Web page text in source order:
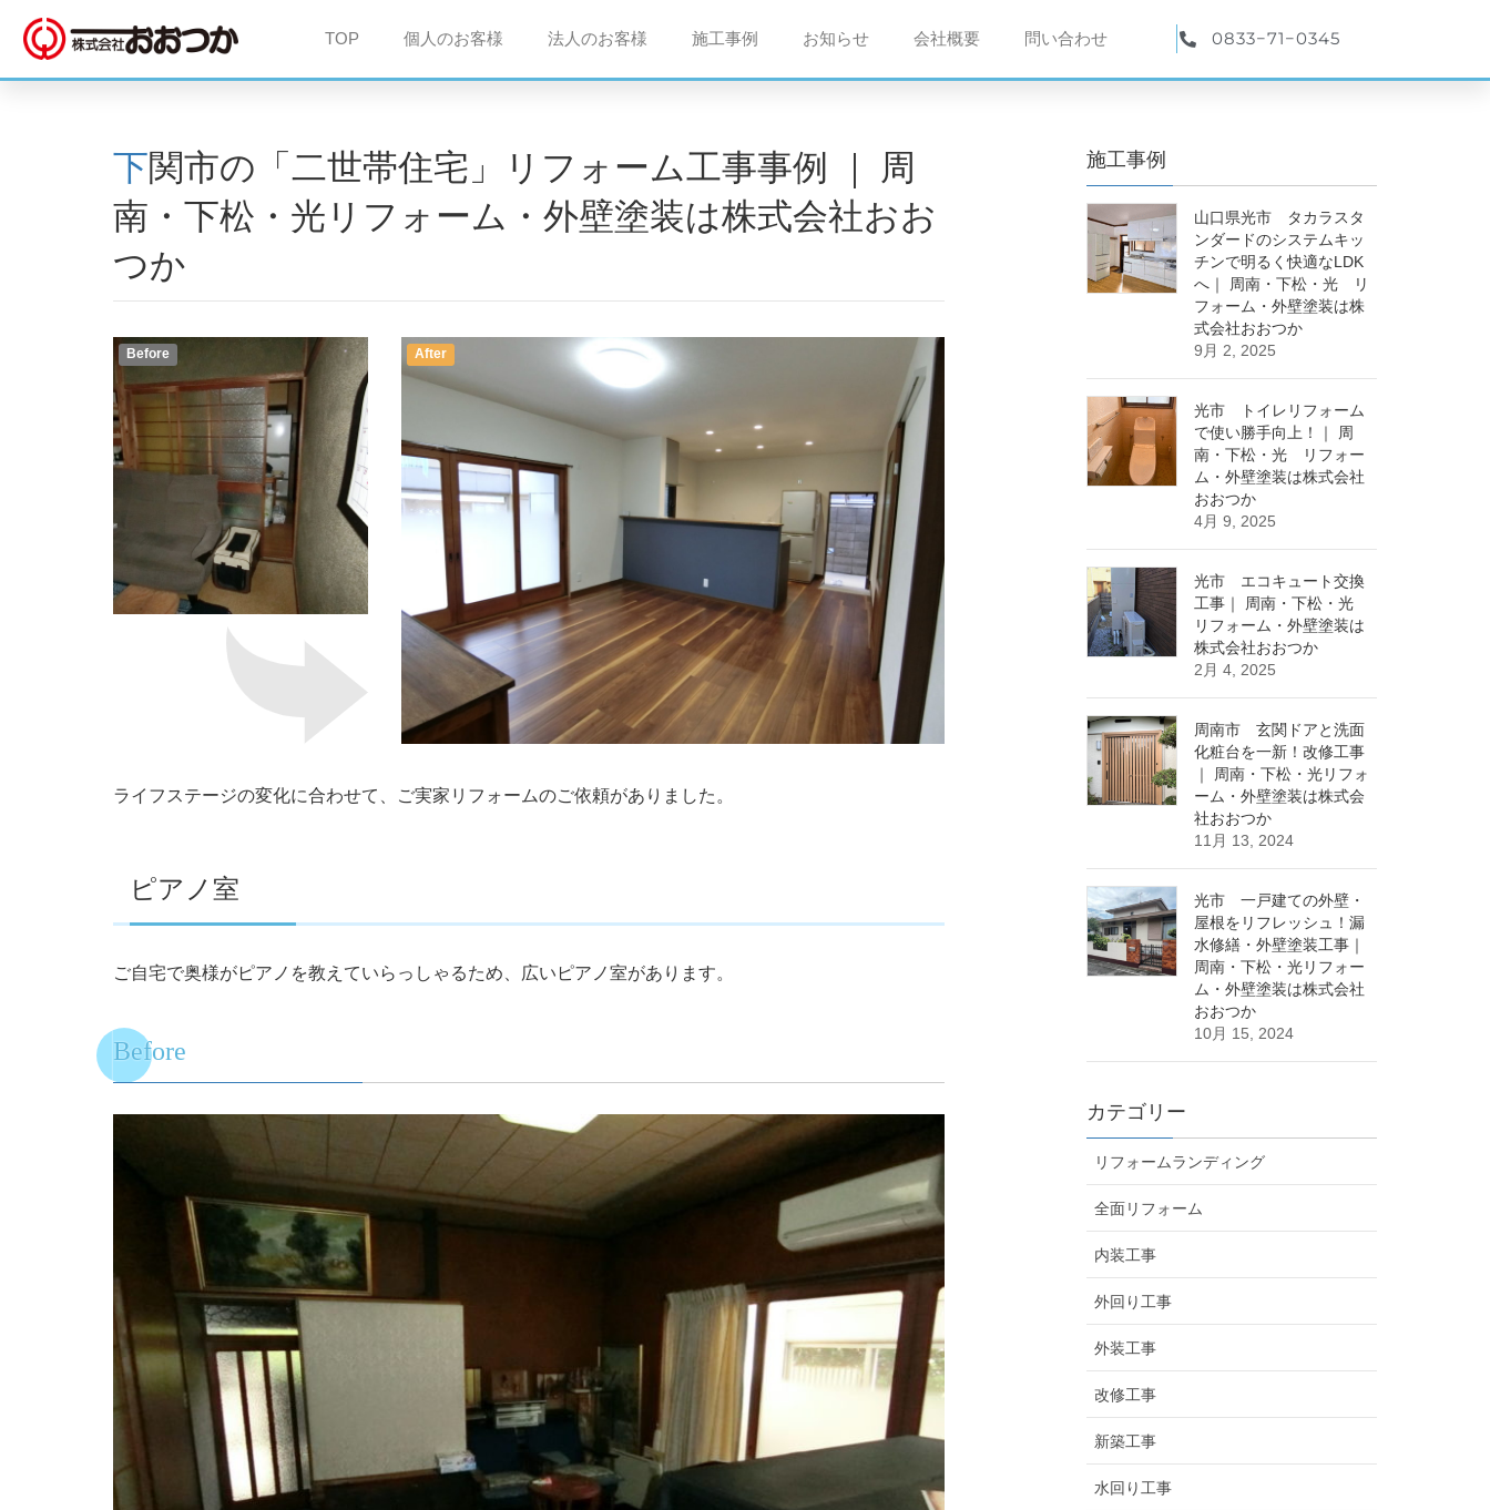
TOP 個人のお客様 法人のお客様 施工事例 お知らせ 会社概要 問い合わせ 0833−71−0345
下関市の「二世帯住宅」リフォーム工事事例 ｜ 周
南・下松・光リフォーム・外壁塗装は株式会社おお
つか
Before After
ライフステージの変化に合わせて、ご実家リフォームのご依頼がありました。
ピアノ室
ご自宅で奥様がピアノを教えていらっしゃるため、広いピアノ室があります。
Before
施工事例
山口県光市 タカラスタ
ンダードのシステムキッ
チンで明るく快適なLDK
へ｜ 周南・下松・光 リ
フォーム・外壁塗装は株
式会社おおつか
9月 2, 2025
光市 トイレリフォーム
で使い勝手向上！｜ 周
南・下松・光 リフォー
ム・外壁塗装は株式会社
おおつか
4月 9, 2025
光市 エコキュート交換
工事｜ 周南・下松・光
リフォーム・外壁塗装は
株式会社おおつか
2月 4, 2025
周南市 玄関ドアと洗面
化粧台を一新！改修工事
｜ 周南・下松・光リフォ
ーム・外壁塗装は株式会
社おおつか
11月 13, 2024
光市 一戸建ての外壁・
屋根をリフレッシュ！漏
水修繕・外壁塗装工事｜
周南・下松・光リフォー
ム・外壁塗装は株式会社
おおつか
10月 15, 2024
カテゴリー
リフォームランディング
全面リフォーム
内装工事
外回り工事
外装工事
改修工事
新築工事
水回り工事